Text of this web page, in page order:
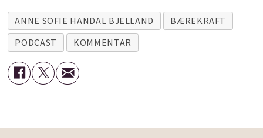
ANNE SOFIE HANDAL BJELLAND
BÆREKRAFT
PODCAST
KOMMENTAR